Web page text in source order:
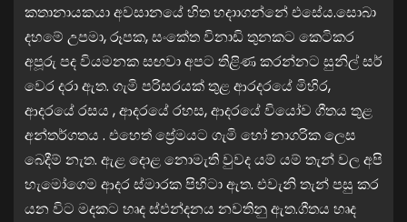
කතානායකයා අවසානයේ හිත හදාාගන්නේ එසේය.සොබා
දහමේ උපමා, රූපක, සංකේත විනාඩි තුනකට කෙටිකර
අපූරු පද වියමනක සඟවා අපට තිළිණ කරන්නට සුනිල් සර්
වෙර දරා ඇත. ගැමි පරිසරයක් තුළ ආරදරයේ මිහිර,
ආදරයේ රසය , ආදරයේ රහස, ආදරයේ වියෝව ගීතය තුළ
අන්තර්ගතය . එහෙත් ප්‍රේමයට ගැමි හෝ නාගරික ලෙස
බෙදීම් නැත. ඇළ දොළ නොමැති වුවද යම් යම් තැන් වල අපි
හැමෝගෙම ආදර ස්මාරක පිහිටා ඇත. එවැනි තැන් පසු කර
යන විට මදකට හෘද ස්ඵන්දනය නවතිනු ඇත.ගීතය හෘද